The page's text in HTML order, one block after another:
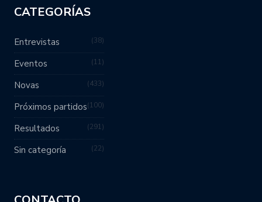
CATEGORÍAS
Entrevistas 38
Eventos 11
Novas 433
Próximos partidos 100
Resultados 291
Sin categoría 22